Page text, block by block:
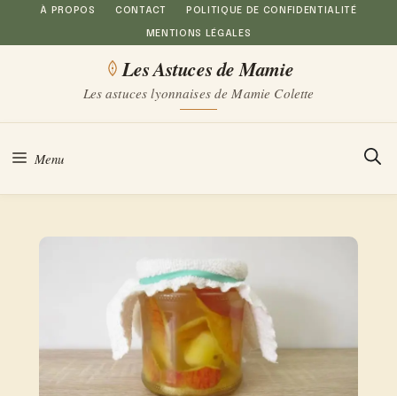
Aller
au
À PROPOS CONTACT POLITIQUE DE CONFIDENTIALITÉ
MENTIONS LÉGALES
Les Astuces de Mamie
Les astuces lyonnaises de Mamie Colette
Menu